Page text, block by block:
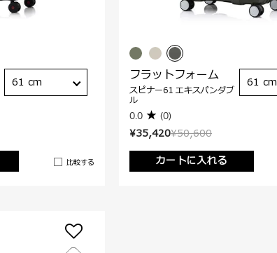
比較する
61 cm
¥50,600
¥35,420
カートに入れる
フラットフォーム
スピナー61 エキスパンダブ
ル
0.0 (0)
61 cm